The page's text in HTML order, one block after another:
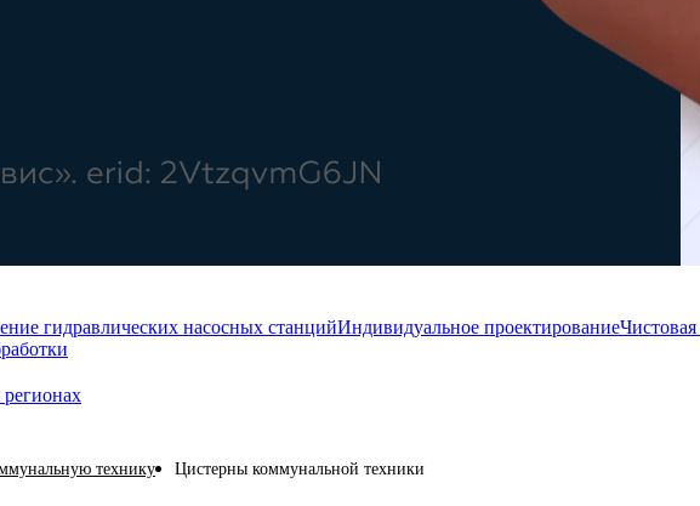
гидравлических насосных станцийИндивидуальное проектирование
технику Цистерны коммунальной техники